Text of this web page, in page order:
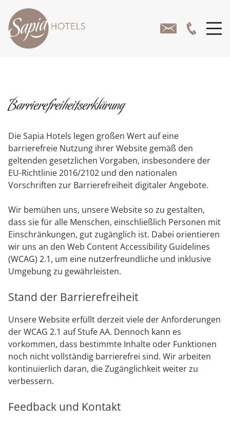
DIE HOTELS
HOTEL RHEINSBERG
HOTEL ST. FRIDOLIN
BOARDING APARTEMENTS
GOLF
SOMMER LIEBLINGSPLÄTZE
Barrierefreiheitserklärung
Die Sapia Hotels legen großen Wert auf eine
barrierefreie Nutzung ihrer Website gemäß den
geltenden gesetzlichen Vorgaben, insbesondere der
EU-Richtlinie 2016/2102 und den nationalen
Vorschriften zur Barrierefreiheit digitaler Angebote.
Wir bemühen uns, unsere Website so zu gestalten,
dass sie für alle Menschen, einschließlich Personen mit
Einschränkungen, gut zugänglich ist. Dabei orientieren
wir uns an den Web Content Accessibility Guidelines
(WCAG) 2.1, um eine nutzerfreundliche und inklusive
Umgebung zu gewährleisten.
Stand der Barrierefreiheit
Unsere Website erfüllt derzeit viele der Anforderungen
der WCAG 2.1 auf Stufe AA. Dennoch kann es
vorkommen, dass bestimmte Inhalte oder Funktionen
noch nicht vollständig barrierefrei sind. Wir arbeiten
kontinuierlich daran, die Zugänglichkeit weiter zu
verbessern.
Feedback und Kontakt